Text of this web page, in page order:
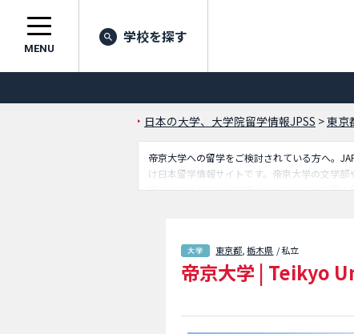
MENU
学校を探す
日本の大学、大学院留学情報JPSS >東京
帝京大学への留学をご検討されている方へ。
け日本留学情報サイトです。帝京大学の文学
探しの方は是非ご利用下さい。その他、外国
東京都 ,栃木県 / 私立
帝京大学 | Teikyo